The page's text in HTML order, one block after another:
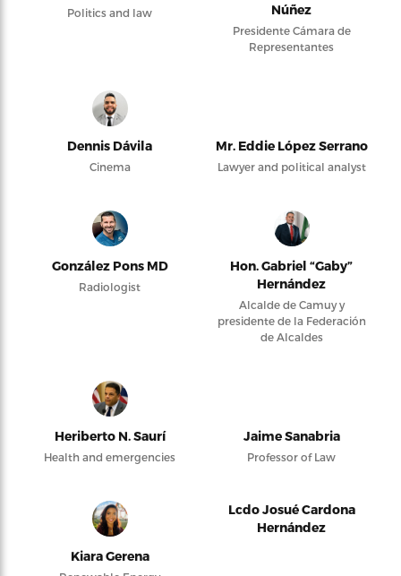
Politics and law Núñez
Presidente Cámara de
Representantes
Dennis Dávila
Cinema
Mr. Eddie López Serrano
Lawyer and political analyst
González Pons MD
Radiologist
Hon. Gabriel “Gaby”
Hernández
Alcalde de Camuy y
presidente de la Federación
de Alcaldes
Heriberto N. Saurí
Health and emergencies
Jaime Sanabria
Professor of Law
Kiara Gerena
Lcdo Josué Cardona
Hernández